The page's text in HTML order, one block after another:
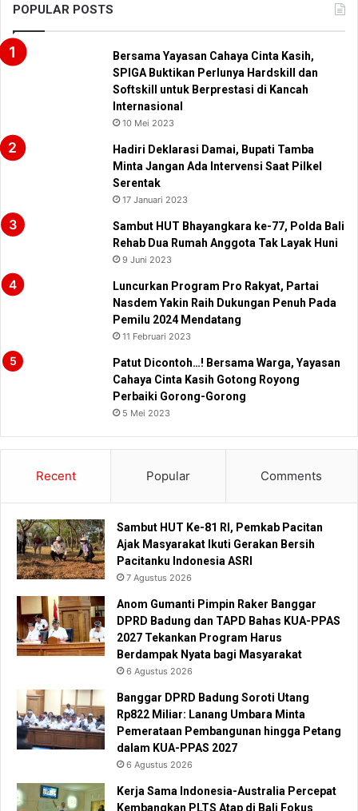
POPULAR POSTS
Bersama Yayasan Cahaya Cinta Kasih,
SPIGA Buktikan Perlunya Hardskill dan
Softskill untuk Berprestasi di Kancah
Internasional
10 Mei 2023
Hadiri Deklarasi Damai, Bupati Tamba
Minta Jangan Ada Intervensi Saat Pilkel
Serentak
17 Januari 2023
Sambut HUT Bhayangkara ke-77, Polda Bali
Rehab Dua Rumah Anggota Tak Layak Huni
9 Juni 2023
Luncurkan Program Pro Rakyat, Partai
Nasdem Yakin Raih Dukungan Penuh Pada
Pemilu 2024 Mendatang
11 Februari 2023
Patut Dicontoh…! Bersama Warga, Yayasan
Cahaya Cinta Kasih Gotong Royong
Perbaiki Gorong-Gorong
5 Mei 2023
Recent Popular Comments
Sambut HUT Ke-81 RI, Pemkab Pacitan
Ajak Masyarakat Ikuti Gerakan Bersih
Pacitanku Indonesia ASRI
7 Agustus 2026
Anom Gumanti Pimpin Raker Banggar
DPRD Badung dan TAPD Bahas KUA-PPAS
2027 Tekankan Program Harus
Berdampak Nyata bagi Masyarakat
6 Agustus 2026
Banggar DPRD Badung Soroti Utang
Rp822 Miliar: Lanang Umbara Minta
Pemerataan Pembangunan hingga Petang
dalam KUA-PPAS 2027
6 Agustus 2026
Kerja Sama Indonesia-Australia Percepat
Kembangkan PLTS Atap di Bali Fokus